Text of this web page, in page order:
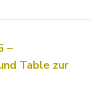
–
Table zur